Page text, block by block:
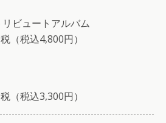
ビュートアルバム
（税込4,800円）
（税込3,300円）